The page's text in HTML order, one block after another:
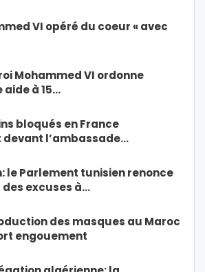
VI opéré du coeur « avec
Mohammed VI ordonne
aide à 15…
bloqués en France
l’ambassade…
le Parlement tunisien renonce
excuses à…
des masques au Maroc
engouement